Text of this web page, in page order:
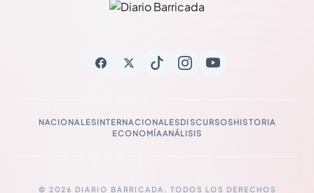
NACIONALESINTERNACIONALESDISCURSOSHISTORIA
ECONOMÍAANÁLISIS
© 2026 DIARIO BARRICADA. TODOS LOS DERECHOS